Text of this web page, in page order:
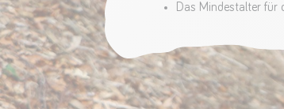
Das Mindestalter für